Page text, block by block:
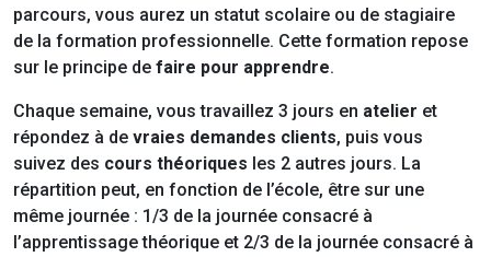
parcours, vous aurez un statut scolaire ou de stagiaire
de la formation professionnelle. Cette formation repose
sur le principe de faire pour apprendre.
Chaque semaine, vous travaillez 3 jours en atelier et
répondez à de vraies demandes clients, puis vous
suivez des cours théoriques les 2 autres jours. La
répartition peut, en fonction de l’école, être sur une
même journée : 1/3 de la journée consacré à
l’apprentissage théorique et 2/3 de la journée consacré à